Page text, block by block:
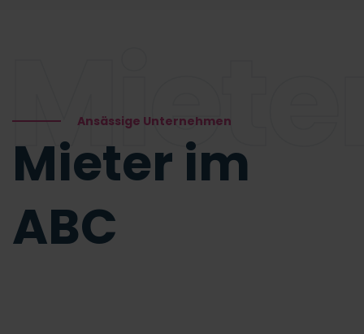
Ansässige Unternehmen
Mieter im
ABC